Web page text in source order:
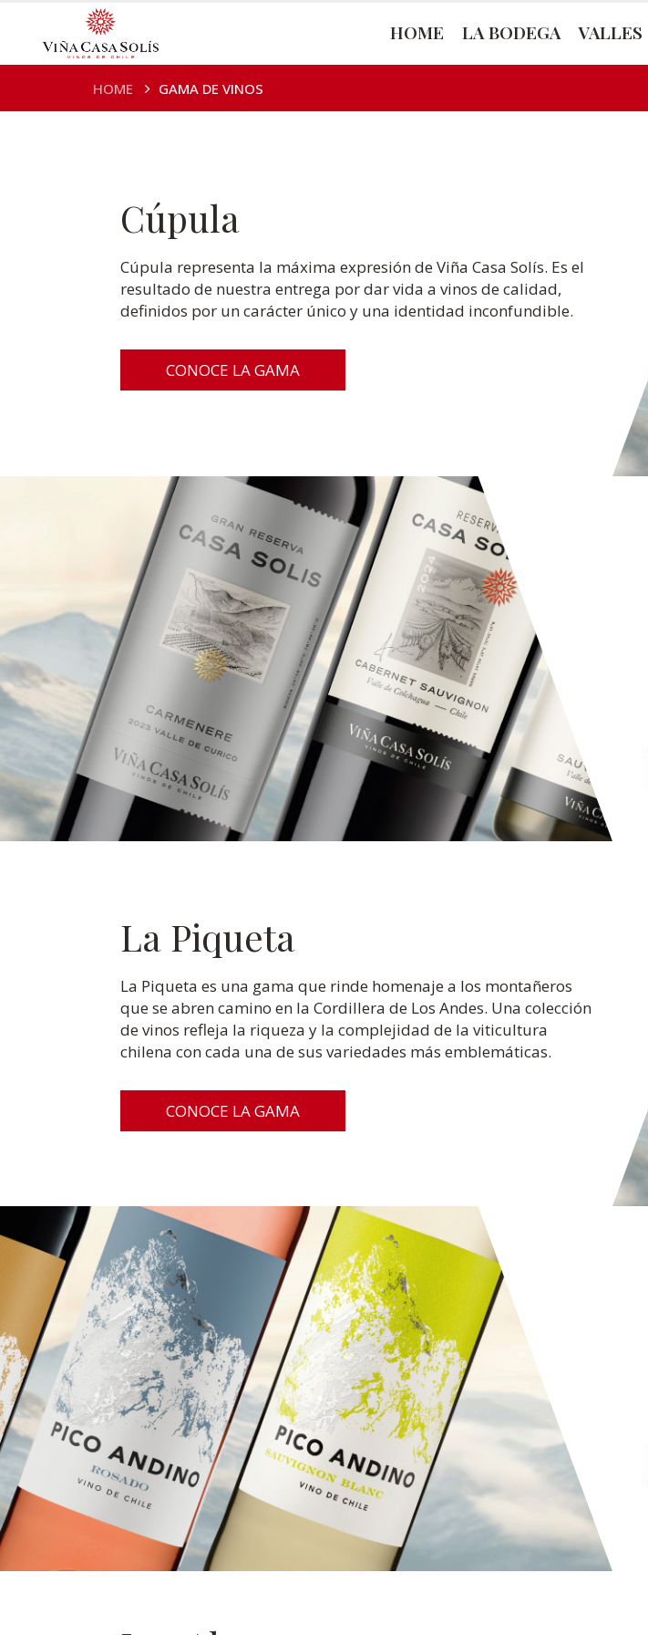
HOME LA BODEGA VALLES
HOME GAMA DE VINOS
Cúpula
Cúpula representa la máxima expresión de Viña Casa Solís. Es el
resultado de nuestra entrega por dar vida a vinos de calidad,
definidos por un carácter único y una identidad inconfundible.
CONOCE LA GAMA
La Piqueta
La Piqueta es una gama que rinde homenaje a los montañeros
que se abren camino en la Cordillera de Los Andes. Una colección
de vinos refleja la riqueza y la complejidad de la viticultura
chilena con cada una de sus variedades más emblemáticas.
CONOCE LA GAMA